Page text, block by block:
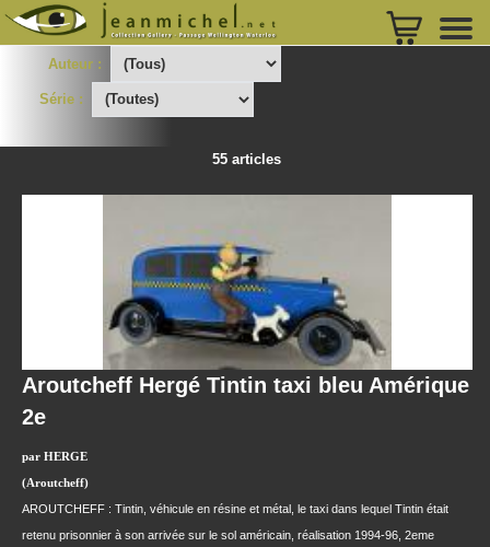
Auteur :
Série :
55 articles
Aroutcheff Hergé Tintin taxi bleu Amérique
2e
par HERGE
(Aroutcheff)
AROUTCHEFF : Tintin, véhicule en résine et métal, le taxi dans lequel Tintin était
retenu prisonnier à son arrivée sur le sol américain, réalisation 1994-96, 2eme